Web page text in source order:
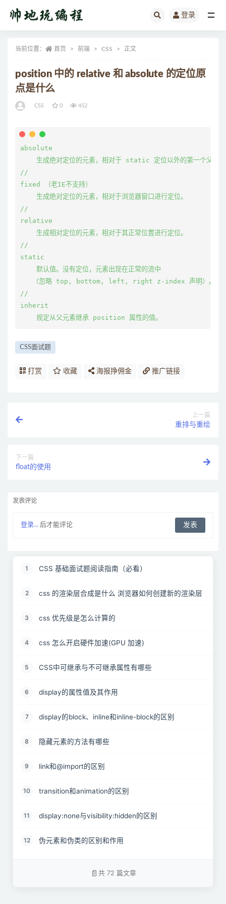
登录
当前位置： 首页 前端 CSS 正文
position 中的 relative 和 absolute 的定位原
点是什么
CSS 0 452
absolute
生成绝对定位的元素，相对于 static 定位以外的第一个父元
//
fixed （老IE不支持）
    生成绝对定位的元素，相对于浏览器窗口进行定位。
//
relative
    生成相对定位的元素，相对于其正常位置进行定位。
//
static
    默认值。没有定位，元素出现在正常的流中
   （忽略 top, bottom, left, right z-index 声明）。
//
inherit
CSS面试题
打赏 收藏 海报挣佣金 推广链接
上一篇
重排与重绘
下一篇
float的使用
发表评论
登录... 后才能评论
1 CSS 基础面试题阅读指南（必看）
2 css 的渲染层合成是什么 浏览器如何创建新的渲染层
3 css 优先级是怎么计算的
4 css 怎么开启硬件加速(GPU 加速)
5 CSS中可继承与不可继承属性有哪些
6 display的属性值及其作用
7 display的block、inline和inline-block的区别
8 隐藏元素的方法有哪些
9 link和@import的区别
10 transition和animation的区别
11 display:none与visibility:hidden的区别
12 伪元素和伪类的区别和作用
共 72 篇文章